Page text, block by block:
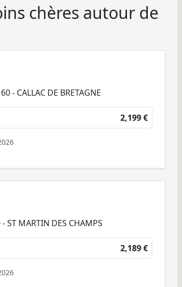
chères autour de
- CALLAC DE BRETAGNE
2,199 €
ST MARTIN DES CHAMPS
2,189 €